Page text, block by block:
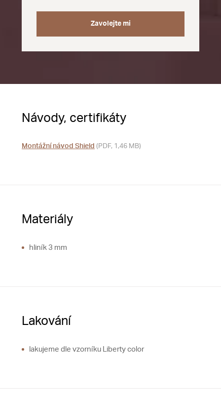
Zavolejte mi
Návody, certifikáty
Montážní návod Shield (PDF, 1,46 MB)
Materiály
hliník 3 mm
Lakování
lakujeme dle vzorníku Liberty color